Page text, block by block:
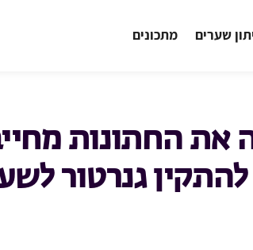
שערים מתכונים
החתונות
גנרטור